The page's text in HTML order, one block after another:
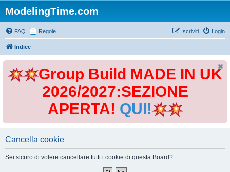
ModelingTime.com
FAQ Regole Login
Iscriviti
Indice
Group Build MADE IN UK
2026/2027:SEZIONE
APERTA! QUI!
Cancella cookie
Sei sicuro di volere cancellare tutti i cookie di questa Board?